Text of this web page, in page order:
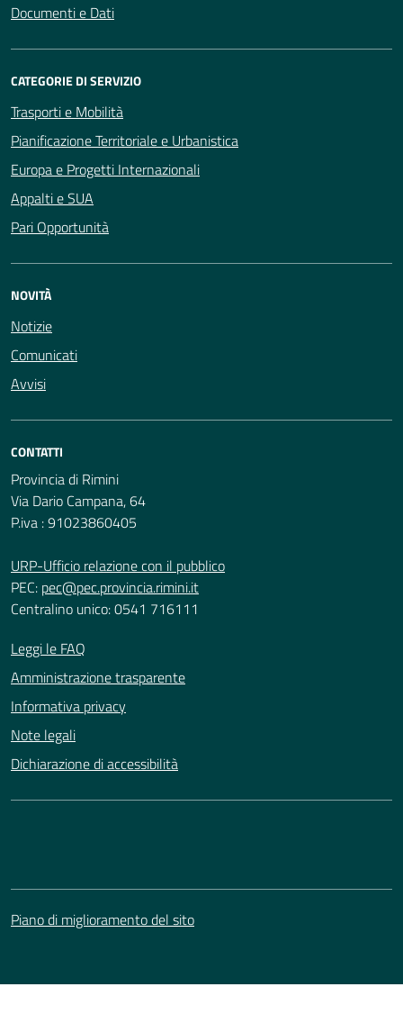
Documenti e Dati
CATEGORIE DI SERVIZIO
Trasporti e Mobilità
Pianificazione Territoriale e Urbanistica
Europa e Progetti Internazionali
Appalti e SUA
Pari Opportunità
NOVITÀ
Notizie
Comunicati
Avvisi
CONTATTI
Provincia di Rimini
Via Dario Campana, 64
P.iva : 91023860405
URP-Ufficio relazione con il pubblico
PEC: pec@pec.provincia.rimini.it
Centralino unico: 0541 716111
Leggi le FAQ
Amministrazione trasparente
Informativa privacy
Note legali
Dichiarazione di accessibilità
Piano di miglioramento del sito